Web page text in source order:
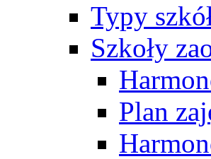
Typy
Szkoły
Plan